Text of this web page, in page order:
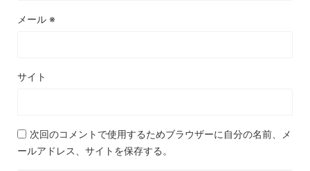
メール ※
サイト
次回のコメントで使用するためブラウザーに自分の名前、メ
ールアドレス、サイトを保存する。